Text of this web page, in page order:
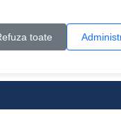
toate